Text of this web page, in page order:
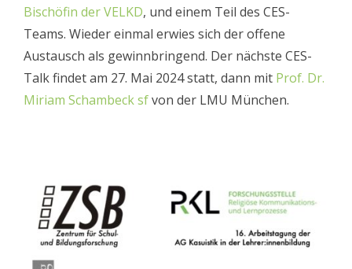
Bischöfin der VELKD, und einem Teil des CES-
Teams. Wieder einmal erwies sich der offene
Austausch als gewinnbringend. Der nächste CES-
Talk findet am 27. Mai 2024 statt, dann mit Prof. Dr.
Miriam Schambeck sfvon der LMU München.